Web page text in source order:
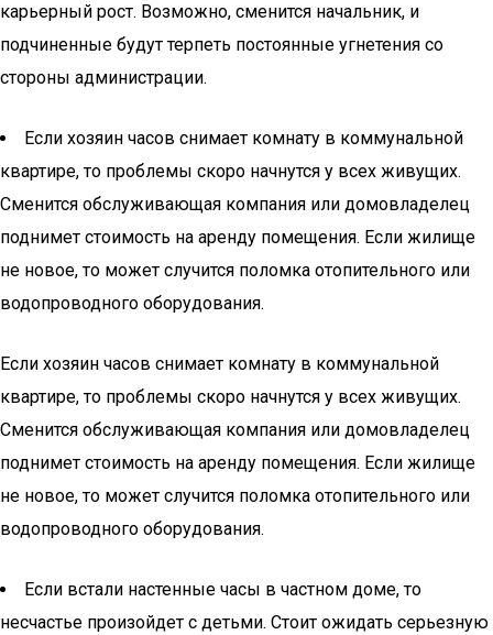
карьерный рост. Возможно, сменится начальник, и
подчиненные будут терпеть постоянные угнетения со
стороны администрации.
Если хозяин часов снимает комнату в коммунальной
квартире, то проблемы скоро начнутся у всех живущих.
Сменится обслуживающая компания или домовладелец
поднимет стоимость на аренду помещения. Если жилище
не новое, то может случится поломка отопительного или
водопроводного оборудования.
Если хозяин часов снимает комнату в коммунальной
квартире, то проблемы скоро начнутся у всех живущих.
Сменится обслуживающая компания или домовладелец
поднимет стоимость на аренду помещения. Если жилище
не новое, то может случится поломка отопительного или
водопроводного оборудования.
Если встали настенные часы в частном доме, то
несчастье произойдет с детьми. Стоит ожидать серьезную